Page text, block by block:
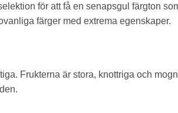
för att få en senapsgul färgton
färger med extrema egenskaper.
Frukterna är stora, knottriga och